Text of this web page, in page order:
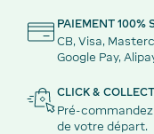
PAIEMENT 100%
CB, Visa,
Google Pay,
CLICK &
Pré-
de votre départ.